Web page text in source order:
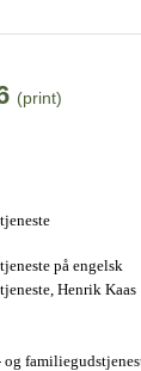
(print)
på engelsk
Henrik Kaas
og